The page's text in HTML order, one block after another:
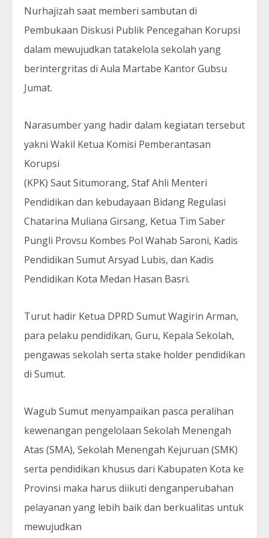
Nurhajizah saat memberi sambutan di
Pembukaan Diskusi Publik Pencegahan Korupsi
dalam mewujudkan tatakelola sekolah yang
berintergritas di Aula Martabe Kantor Gubsu
Jumat.
Narasumber yang hadir dalam kegiatan tersebut
yakni Wakil Ketua Komisi Pemberantasan
Korupsi
(KPK) Saut Situmorang, Staf Ahli Menteri
Pendidikan dan kebudayaan Bidang Regulasi
Chatarina Muliana Girsang, Ketua Tim Saber
Pungli Provsu Kombes Pol Wahab Saroni, Kadis
Pendidikan Sumut Arsyad Lubis, dan Kadis
Pendidikan Kota Medan Hasan Basri.
Turut hadir Ketua DPRD Sumut Wagirin Arman,
para pelaku pendidikan, Guru, Kepala Sekolah,
pengawas sekolah serta stake holder pendidikan
di Sumut.
Wagub Sumut menyampaikan pasca peralihan
kewenangan pengelolaan Sekolah Menengah
Atas (SMA), Sekolah Menengah Kejuruan (SMK)
serta pendidikan khusus dari Kabupaten Kota ke
Provinsi maka harus diikuti denganperubahan
pelayanan yang lebih baik dan berkualitas untuk
mewujudkan